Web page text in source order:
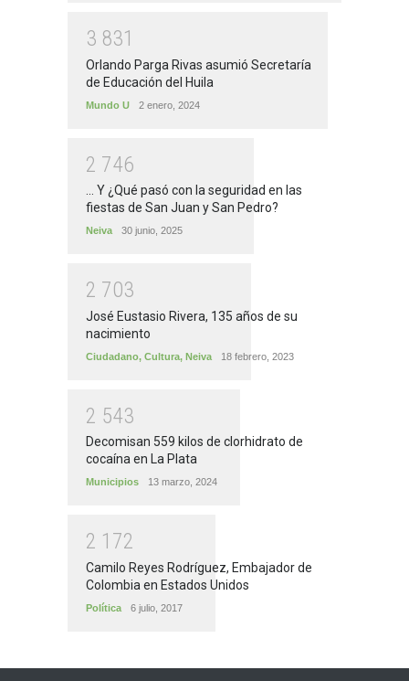
3 831
Orlando Parga Rivas asumió Secretaría
de Educación del Huila
Mundo U 2 enero, 2024
2 746
... Y ¿Qué pasó con la seguridad en las
fiestas de San Juan y San Pedro?
Neiva 30 junio, 2025
2 703
José Eustasio Rivera, 135 años de su
nacimiento
Ciudadano, Cultura, Neiva 18 febrero, 2023
2 543
Decomisan 559 kilos de clorhidrato de
cocaína en La Plata
Municipios 13 marzo, 2024
2 1 72
Camilo Reyes Rodríguez, Embajador de
Colombia en Estados Unidos
Política 6 julio, 2017